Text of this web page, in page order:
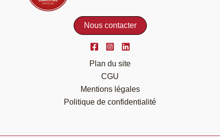
Nous contacter
Plan du site
CGU
Mentions légales
Politique de confidentialité